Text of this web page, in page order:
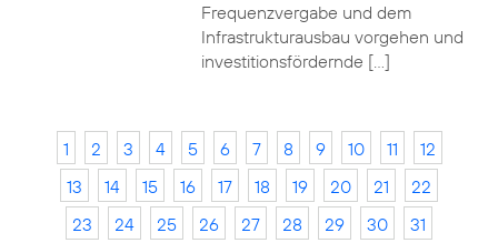
Frequenzvergabe und dem
Infrastrukturausbau vorgehen und
investitionsfördernde […]
1 2 3 4 5 6 7 8 9 10 11
12
13
14 15 16 17 18 19 20 21
22
23
24 25 26 27 28 29 30
31